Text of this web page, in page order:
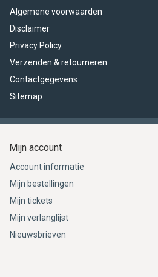
Algemene voorwaarden
Disclaimer
Privacy Policy
Verzenden & retourneren
Contactgegevens
Sitemap
Mijn account
Account informatie
Mijn bestellingen
Mijn tickets
Mijn verlanglijst
Nieuwsbrieven